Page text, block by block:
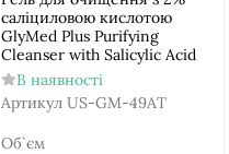
саліциловою кислотою
GlyMed Plus Purifying
Cleanser with Salicylic Acid
В наявності
Артикул US-GM-49AT
Об`єм